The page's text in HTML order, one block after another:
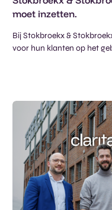
moet inzetten.
Bij Stokbroekx &
voor hun klanten op het